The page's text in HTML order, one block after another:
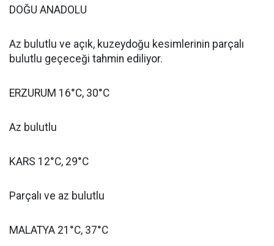
DOĞU ANADOLU
Az bulutlu ve açık, kuzeydoğu kesimlerinin parçalı
bulutlu geçeceği tahmin ediliyor.
ERZURUM 16°C, 30°C
Az bulutlu
KARS 12°C, 29°C
Parçalı ve az bulutlu
MALATYA 21°C, 37°C